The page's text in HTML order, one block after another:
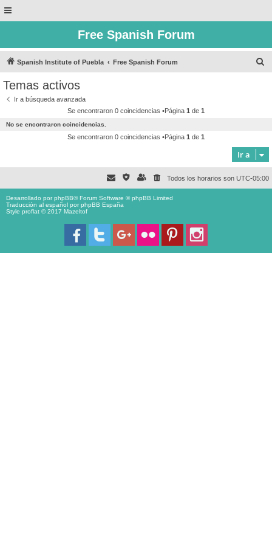
Free Spanish Forum
Spanish Institute of Puebla Free Spanish Forum
Temas activos
Ir a búsqueda avanzada
Se encontraron 0 coincidencias •Página 1 de 1
No se encontraron coincidencias.
Se encontraron 0 coincidencias •Página 1 de 1
Ir a
Todos los horarios son UTC-05:00
Desarrollado porphpBB® Forum Software © phpBB Limited
Traducción al español porphpBB España
Style proflat © 2017 Mazeltof